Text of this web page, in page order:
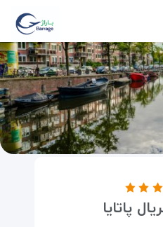
هتل امپریال پاتایا
پاتایا